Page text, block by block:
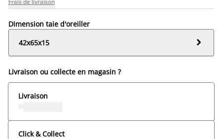
Dimension taie d'oreiller
42x65x15

Livraison ou collecte en magasin ?
Livraison
Click & Collect